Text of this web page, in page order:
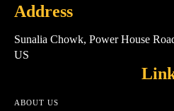
Address
Sunalia Chowk, Power House
US
ABOUT US